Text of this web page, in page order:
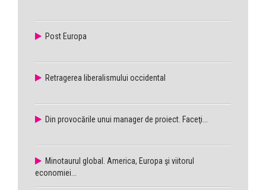
Post Europa
Retragerea liberalismului occidental
Din provocările unui manager de proiect. Faceţi...
Minotaurul global. America, Europa şi viitorul
economiei...